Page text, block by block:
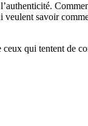
veulent savoir
qui tentent de